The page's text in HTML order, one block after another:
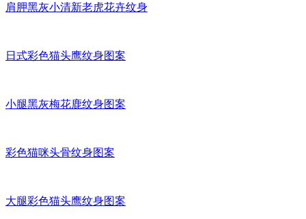
肩胛黑灰小清新老虎花卉纹身
日式彩色猫头鹰纹身图案
小腿黑灰梅花鹿纹身图案
彩色猫咪头骨纹身图案
大腿彩色猫头鹰纹身图案